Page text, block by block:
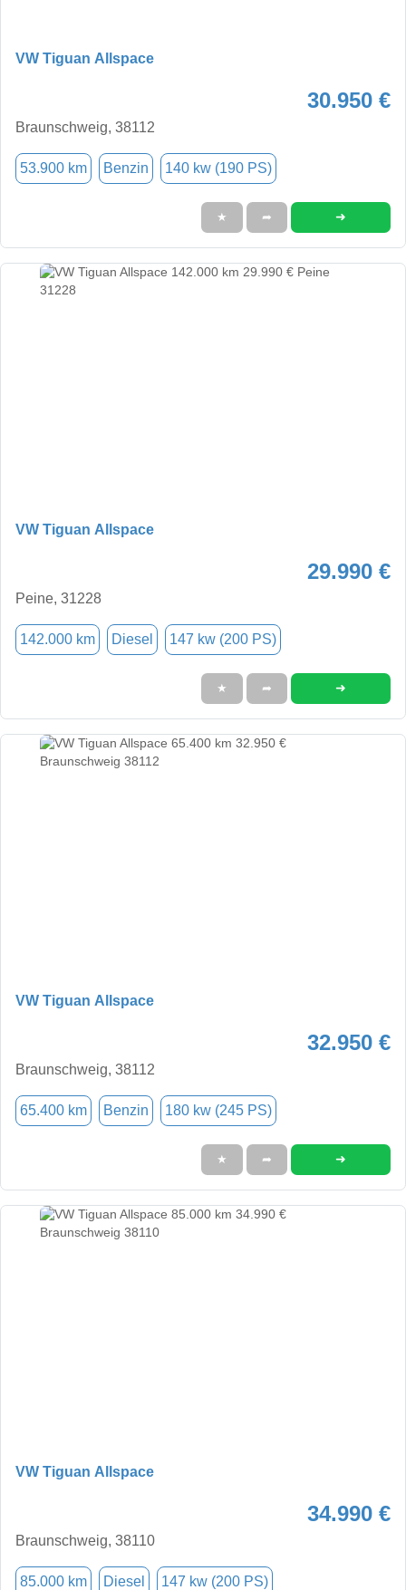
VW Tiguan Allspace
30.950 €
Braunschweig, 38112
53.900 km Benzin 140 kw (190 PS)
★ ➦ ➜
VW Tiguan Allspace
29.990 €
Peine, 31228
142.000 km Diesel 147 kw (200 PS)
★ ➦ ➜
VW Tiguan Allspace
32.950 €
Braunschweig, 38112
65.400 km Benzin 180 kw (245 PS)
★ ➦ ➜
VW Tiguan Allspace
34.990 €
Braunschweig, 38110
85.000 km Diesel 147 kw (200 PS)